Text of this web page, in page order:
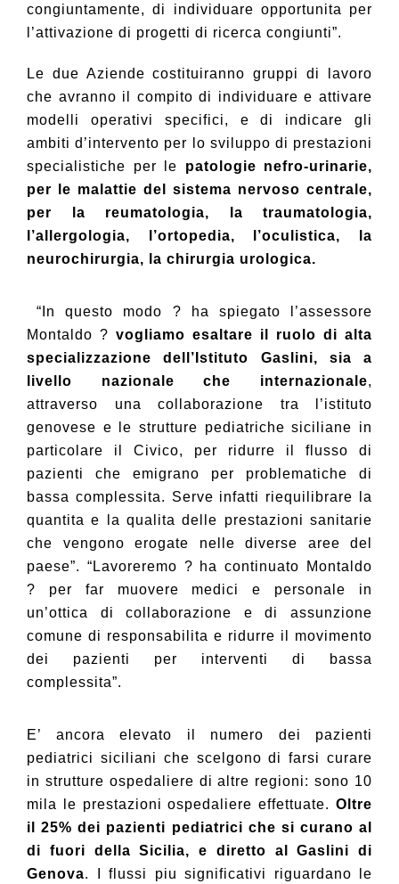
congiuntamente, di individuare opportunita per
l’attivazione di progetti di ricerca congiunti”.
Le due Aziende costituiranno gruppi di lavoro
che avranno il compito di individuare e attivare
modelli operativi specifici, e di indicare gli
ambiti d’intervento per lo sviluppo di prestazioni
specialistiche per le patologie nefro-urinarie,
per le malattie del sistema nervoso centrale,
per la reumatologia, la traumatologia,
l’allergologia, l’ortopedia, l’oculistica, la
neurochirurgia, la chirurgia urologica.
“In questo modo ? ha spiegato l’assessore
Montaldo ? vogliamo esaltare il ruolo di alta
specializzazione dell’Istituto Gaslini, sia a
livello nazionale che internazionale,
attraverso una collaborazione tra l’istituto
genovese e le strutture pediatriche siciliane in
particolare il Civico, per ridurre il flusso di
pazienti che emigrano per problematiche di
bassa complessita. Serve infatti riequilibrare la
quantita e la qualita delle prestazioni sanitarie
che vengono erogate nelle diverse aree del
paese”. “Lavoreremo ? ha continuato Montaldo
? per far muovere medici e personale in
un’ottica di collaborazione e di assunzione
comune di responsabilita e ridurre il movimento
dei pazienti per interventi di bassa
complessita”.
E’ ancora elevato il numero dei pazienti
pediatrici siciliani che scelgono di farsi curare
in strutture ospedaliere di altre regioni: sono 10
mila le prestazioni ospedaliere effettuate. Oltre
il 25% dei pazienti pediatrici che si curano al
di fuori della Sicilia, e diretto al Gaslini di
Genova. I flussi piu significativi riguardano le